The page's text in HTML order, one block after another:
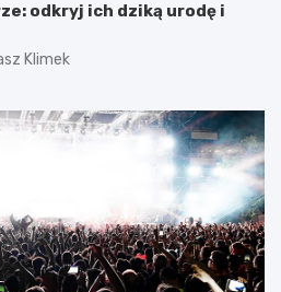
odkryj ich dziką urodę i
Klimek